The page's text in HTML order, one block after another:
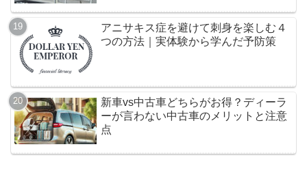
アニサキス症を避けて刺身を楽しむ４
つの方法｜実体験から学んだ予防策
新車vs中古車どちらがお得？ディーラ
ーが言わない中古車のメリットと注意
点